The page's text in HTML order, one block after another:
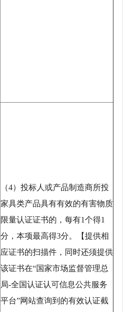
（4）投标人或产品制造商所投
家具类产品具有有效的有害物质
限量认证证书的，每有1个得1
分，本项最高得3分。【提供相
应证书的扫描件，同时还须提供
该证书在“国家市场监督管理总
局-全国认证认可信息公共服务
平台”网站查询到的有效认证截